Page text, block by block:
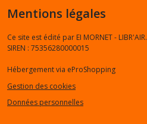
Mentions légales
Ce site est édité par EI MORNET - LIBR'AIR.
SIREN : 75356280000015
Hébergement via eProShopping
Gestion des cookies
Données personnelles